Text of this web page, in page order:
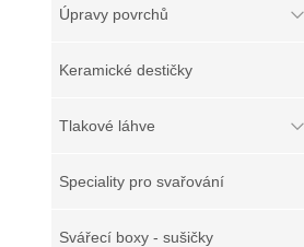
Úpravy povrchů
Keramické destičky
Tlakové láhve
Speciality pro svařování
Svářecí boxy - sušičky